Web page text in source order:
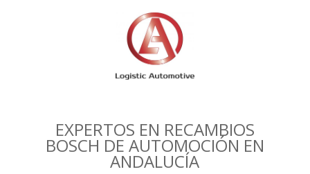
EXPERTOS EN RECAMBIOS
BOSCH DE AUTOMOCIÓN EN
ANDALUCÍA